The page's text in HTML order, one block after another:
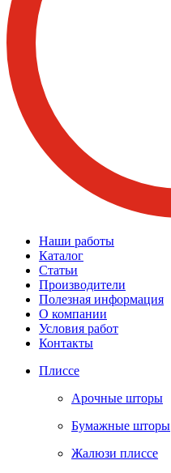
Наши работы
Каталог
Статьи
Производители
Полезная информация
О компании
Условия работ
Контакты
Плиссе
Арочные шторы
Бумажные шторы
Жалюзи плиссе